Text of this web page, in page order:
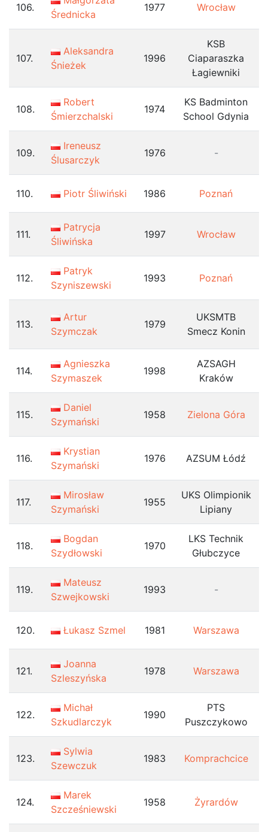
106.
Średnicka
1977 Wrocław
107.
Aleksandra
Śnieżek
1996
KSB
Ciaparaszka
Łagiewniki
108.
Robert
Śmierzchalski
1974
KS Badminton
School Gdynia
109.
Ireneusz
Ślusarczyk
1976 -
110. Piotr Śliwiński 1986 Poznań
111.
Patrycja
Śliwińska
1997 Wrocław
112.
Patryk
Szyniszewski
1993 Poznań
113.
Artur
Szymczak
1979
UKSMTB
Smecz Konin
114.
Agnieszka
Szymaszek
1998
AZSAGH
Kraków
115.
Daniel
Szymański
1958 Zielona Góra
116.
Krystian
Szymański
1976 AZSUM Łódź
117.
Mirosław
Szymański
1955
UKS Olimpionik
Lipiany
118.
Bogdan
Szydłowski
1970
LKS Technik
Głubczyce
119.
Mateusz
Szwejkowski
1993 -
120. Łukasz Szmel 1981 Warszawa
121.
Joanna
Szleszyńska
1978 Warszawa
122.
Michał
Szkudlarczyk
1990
PTS
Puszczykowo
123.
Sylwia
Szewczuk
1983 Komprachcice
124.
Marek
Szcześniewski
1958 Żyrardów